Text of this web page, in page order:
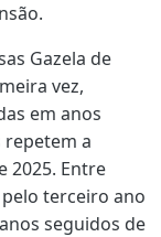
Gazela de
vez,
em anos
repetem a
2025. Entre
terceiro ano
seguidos de